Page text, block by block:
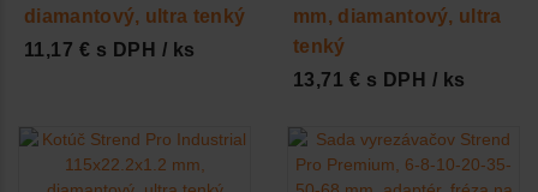
diamantový, ultra tenký
11,17 € s DPH / ks
mm, diamantový, ultra
tenký
13,71 € s DPH / ks